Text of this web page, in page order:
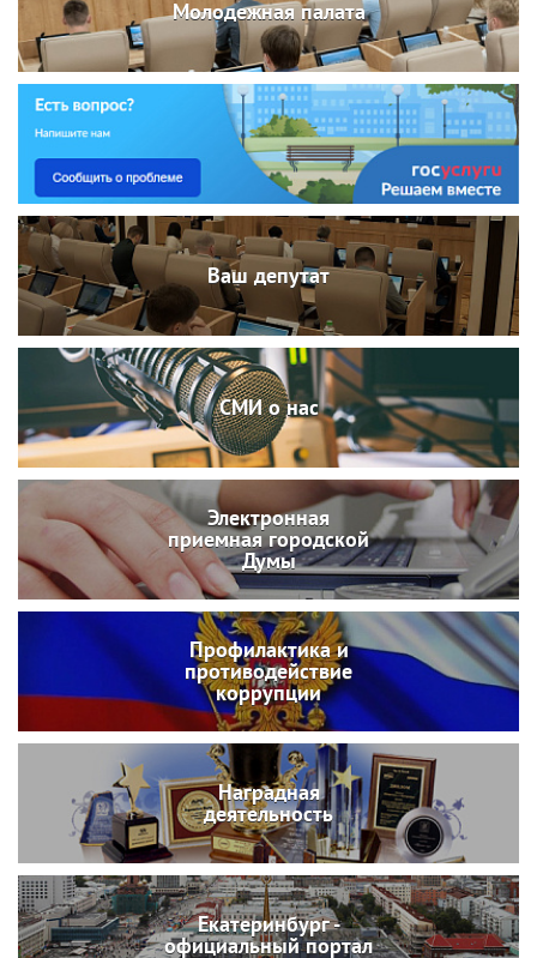
Молодежная палата
Ваш депутат
СМИ о нас
Электронная
приемная городской
Думы
Профилактика и
противодействие
коррупции
Наградная
деятельность
Екатеринбург -
официальный портал